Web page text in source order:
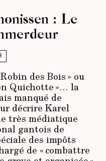
: Le
des Bois » ou
Quichotte »… la
manqué de
décrire Karel
très médiatique
gantois de
des impôts
de « combattre